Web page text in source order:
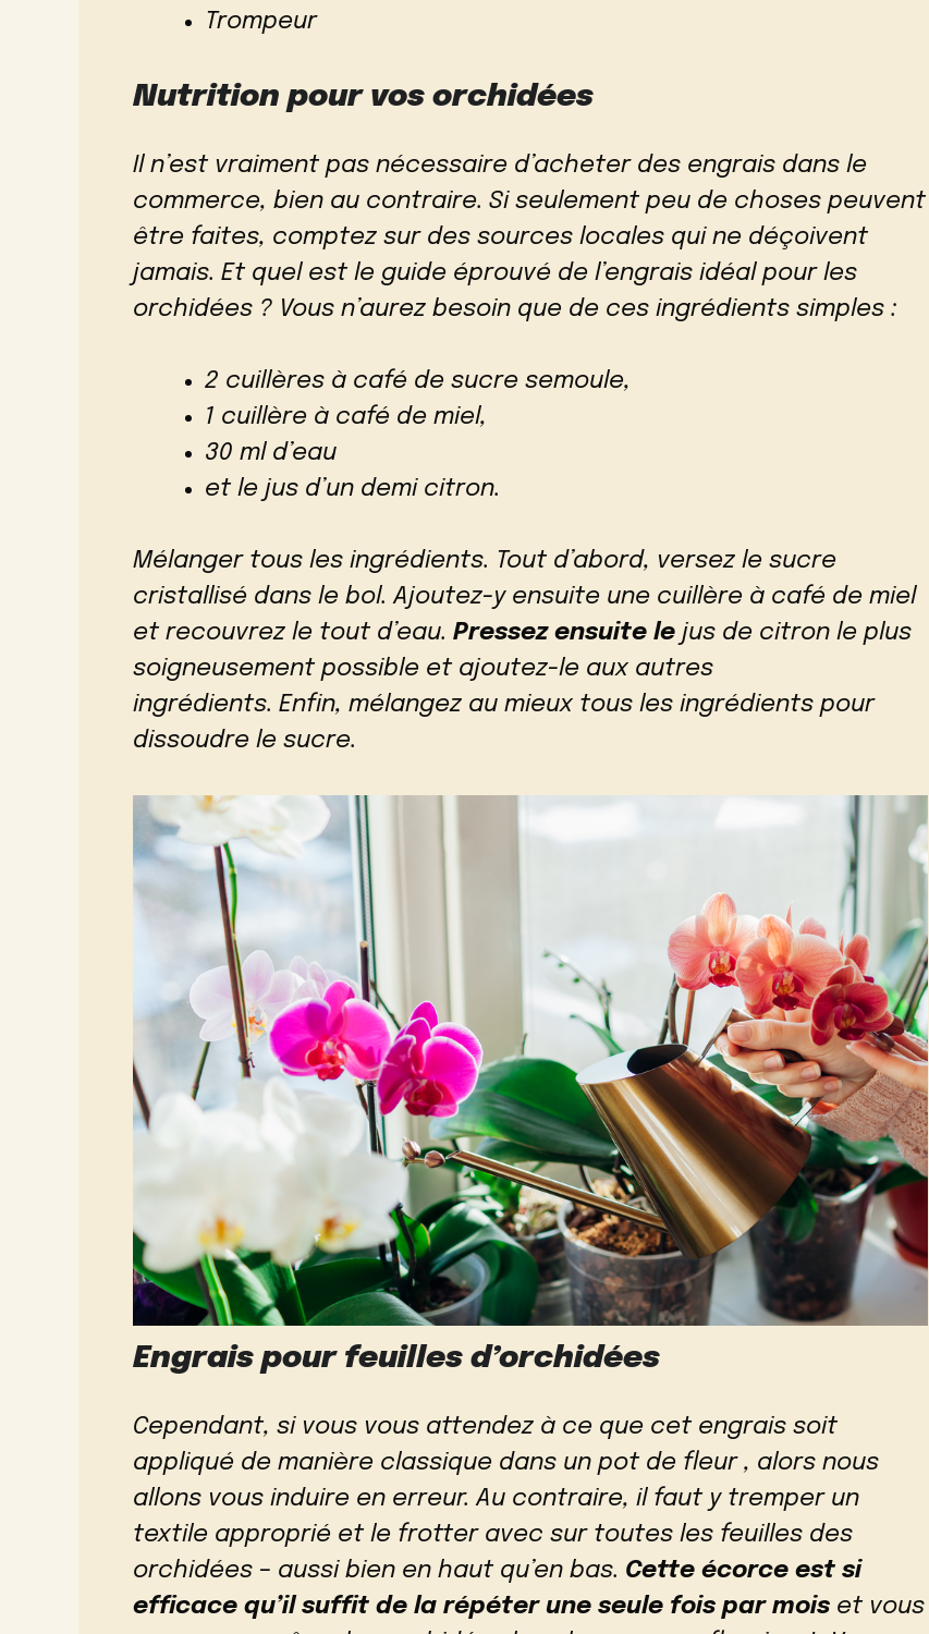
Trompeur
Nutrition pour vos orchidées
Il n’est vraiment pas nécessaire d’acheter des engrais dans le
commerce, bien au contraire. Si seulement peu de choses peuvent
être faites, comptez sur des sources locales qui ne déçoivent
jamais. Et quel est le guide éprouvé de l’engrais idéal pour les
orchidées ? Vous n’aurez besoin que de ces ingrédients simples :
2 cuillères à café de sucre semoule,
1 cuillère à café de miel,
30 ml d’eau
et le jus d’un demi citron.
Mélanger tous les ingrédients. Tout d’abord, versez le sucre
cristallisé dans le bol. Ajoutez-y ensuite une cuillère à café de miel
et recouvrez le tout d’eau. Pressez ensuite le jus de citron le plus
soigneusement possible et ajoutez-le aux autres
ingrédients. Enfin, mélangez au mieux tous les ingrédients pour
dissoudre le sucre.
Engrais pour feuilles d’orchidées
Cependant, si vous vous attendez à ce que cet engrais soit
appliqué de manière classique dans un pot de fleur , alors nous
allons vous induire en erreur. Au contraire, il faut y tremper un
textile approprié et le frotter avec sur toutes les feuilles des
orchidées – aussi bien en haut qu’en bas. Cette écorce est si
efficace qu’il suffit de la répéter une seule fois par mois et vous